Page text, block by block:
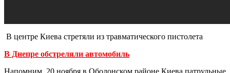
В центре Киева стретяли из травматического пистолета
В Днепре обстреляли автомобиль
Напомним, 20 ноября в Оболонском районе Киева патрульные